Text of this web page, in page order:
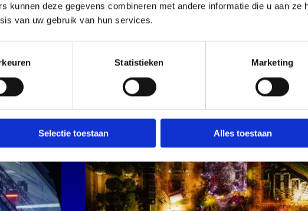
kunnen deze gegevens combineren met andere informatie die u aan ze
van uw gebruik van hun services.
Statistieken Marketing
Selectie toestaan Alles toestaan
Open
galerij
afbeelding